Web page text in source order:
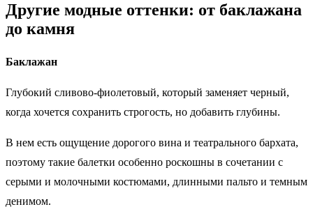
Другие модные оттенки: от баклажана
до камня
Баклажан
Глубокий сливово‑фиолетовый, который заменяет черный,
когда хочется сохранить строгость, но добавить глубины.
В нем есть ощущение дорогого вина и театрального бархата,
поэтому такие балетки особенно роскошны в сочетании с
серыми и молочными костюмами, длинными пальто и темным
денимом.